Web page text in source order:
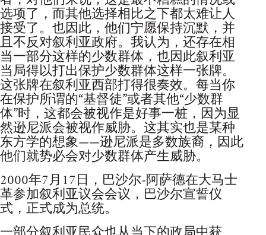
选项了，而其他选择相比之下都太难让人
接受了。也因此，他们宁愿保持沉默，并
且不反对叙利亚政府。我认为，还存在相
当一部分这样的少数群体，也因此叙利亚
当局得以打出保护少数群体这样一张牌。
这张牌在叙利亚西部打得很奏效。每当你
在保护所谓的“基督徒”或者其他“少数群
体”时，这都会被视作是好事一桩，因为显
然逊尼派会被视作威胁。这其实也是某种
东方学的想象——逊尼派是多数族裔，因此
他们就势必会对少数群体产生威胁。
2000年7月17日，巴沙尔-阿萨德在大马士
革参加叙利亚议会会议，巴沙尔宣誓仪
式，正式成为总统。